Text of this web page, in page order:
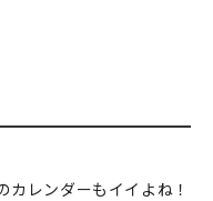
レンダーもイイよね！